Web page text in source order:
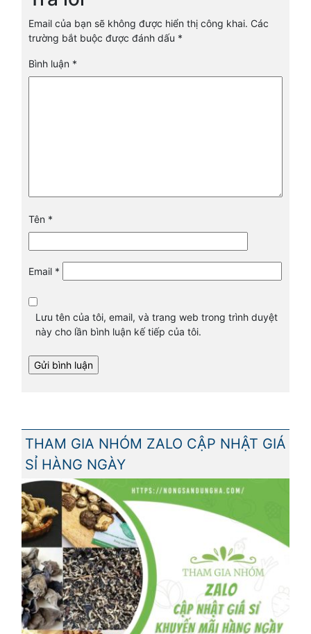
Email của bạn sẽ không được hiển thị công khai. Các
trường bắt buộc được đánh dấu *
Bình luận *
Tên *
Email *
Lưu tên của tôi, email, và trang web trong trình duyệt
này cho lần bình luận kế tiếp của tôi.
THAM GIA NHÓM ZALO CẬP NHẬT GIÁ
SỈ HÀNG NGÀY